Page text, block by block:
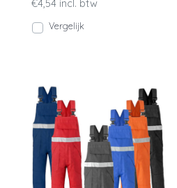
€4,54 incl. btw
Vergelijk